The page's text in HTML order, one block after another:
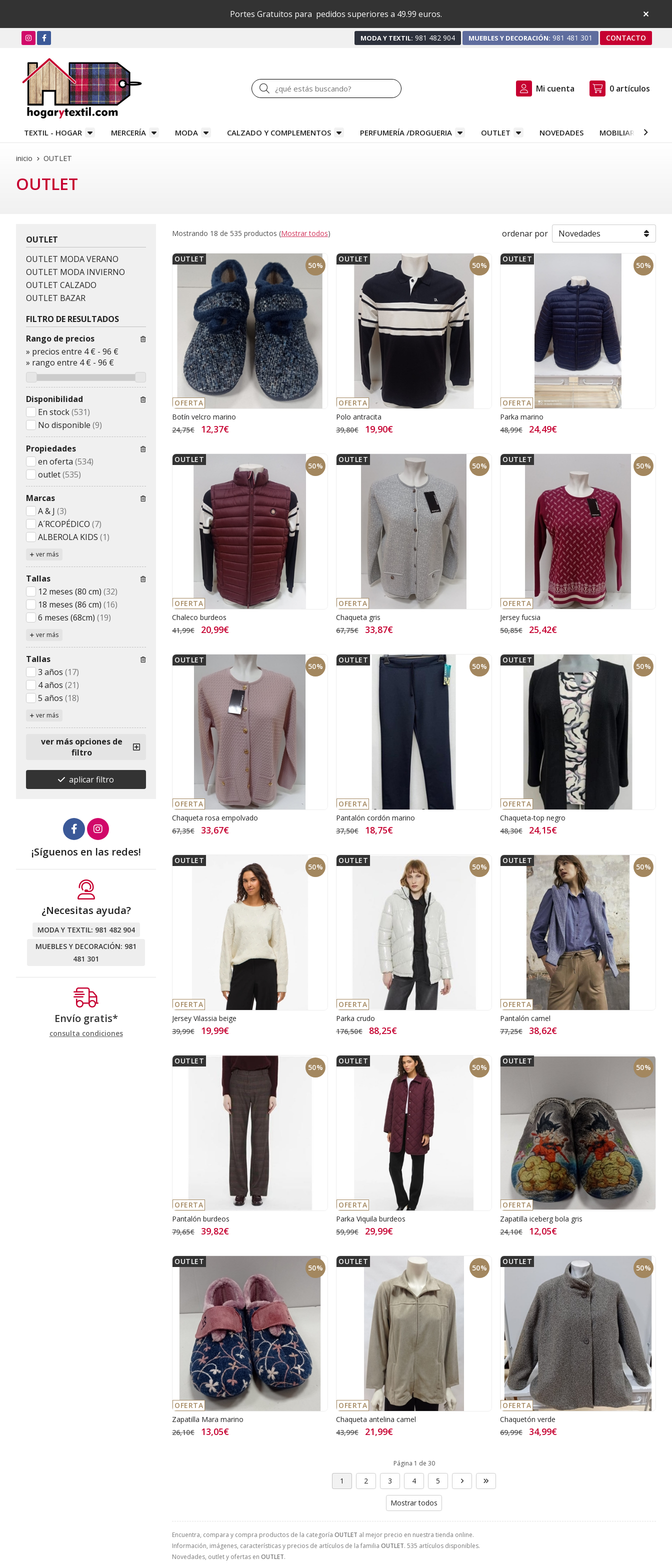
Portes Gratuitos para pedidos superiores a 49.99 euros.
MODA Y TEXTIL: 981 482 904 MUEBLES Y DECORACIÓN: 981 481 301 CONTACTO
Buscar Mi cuenta 0 artículos
TEXTIL - HOGAR MERCERÍA MODA CALZADO Y COMPLEMENTOS PERFUMERÍA /DROGUERIA OUTLET NOVEDADES MOBILIARIO Y
inicio OUTLET
OUTLET
Encuentra, compara y compra productos de la categoría OUTLET al mejor precio en nuestra tienda online.
Información, imágenes, características y precios de artículos de la familia OUTLET. 535 artículos disponibles.
Novedades, outlet y ofertas en OUTLET.
Mostrando 18 de 535 productos (Mostrar todos) ordenar por
50%
OFERTA
OUTLET
Botín velcro marino
24,75€
12,37€
50%
OFERTA
OUTLET
Polo antracita
39,80€
19,90€
50%
OFERTA
OUTLET
Parka marino
48,99€
24,49€
50%
OFERTA
OUTLET
Chaleco burdeos
41,99€
20,99€
50%
OFERTA
OUTLET
Chaqueta gris
67,75€
33,87€
50%
OFERTA
OUTLET
Jersey fucsia
50,85€
25,42€
50%
OFERTA
OUTLET
Chaqueta rosa empolvado
67,35€
33,67€
50%
OFERTA
OUTLET
Pantalón cordón marino
37,50€
18,75€
50%
OFERTA
OUTLET
Chaqueta-top negro
48,30€
24,15€
50%
OFERTA
OUTLET
Jersey Vilassia beige
39,99€
19,99€
50%
OFERTA
OUTLET
Parka crudo
176,50€
88,25€
50%
OFERTA
OUTLET
Pantalón camel
77,25€
38,62€
50%
OFERTA
OUTLET
Pantalón burdeos
79,65€
39,82€
50%
OFERTA
OUTLET
Parka Viquila burdeos
59,99€
29,99€
50%
OFERTA
OUTLET
Zapatilla iceberg bola gris
24,10€
12,05€
50%
OFERTA
OUTLET
Zapatilla Mara marino
26,10€
13,05€
50%
OFERTA
OUTLET
Chaqueta antelina camel
43,99€
21,99€
50%
OFERTA
OUTLET
Chaquetón verde
69,99€
34,99€
Página 1 de 30
1 2 3 4 5
Mostrar todos
OUTLET
OUTLET MODA VERANO
OUTLET MODA INVIERNO
OUTLET CALZADO
OUTLET BAZAR
FILTRO DE RESULTADOS
Rango de precios
» precios entre 4 € - 96 €
» rango entre 4€ - 96 €
Disponibilidad
En stock(531)
No disponible (9)
Propiedades
en oferta (534)
outlet(535)
Marcas
A & J (3)
A´RCOPÉDICO (7)
ALBEROLA KIDS (1)
ver más
Tallas
12 meses (80 cm) (32)
18 meses (86 cm) (16)
6 meses (68cm) (19)
ver más
Tallas
3 años (17)
4 años (21)
5 años (18)
ver más
ver más opciones de
filtro
aplicar filtro
¡Síguenos en las redes!
¿Necesitas ayuda?
MODA Y TEXTIL: 981 482 904
MUEBLES Y DECORACIÓN: 981
481 301
Envío gratis*
consulta condiciones